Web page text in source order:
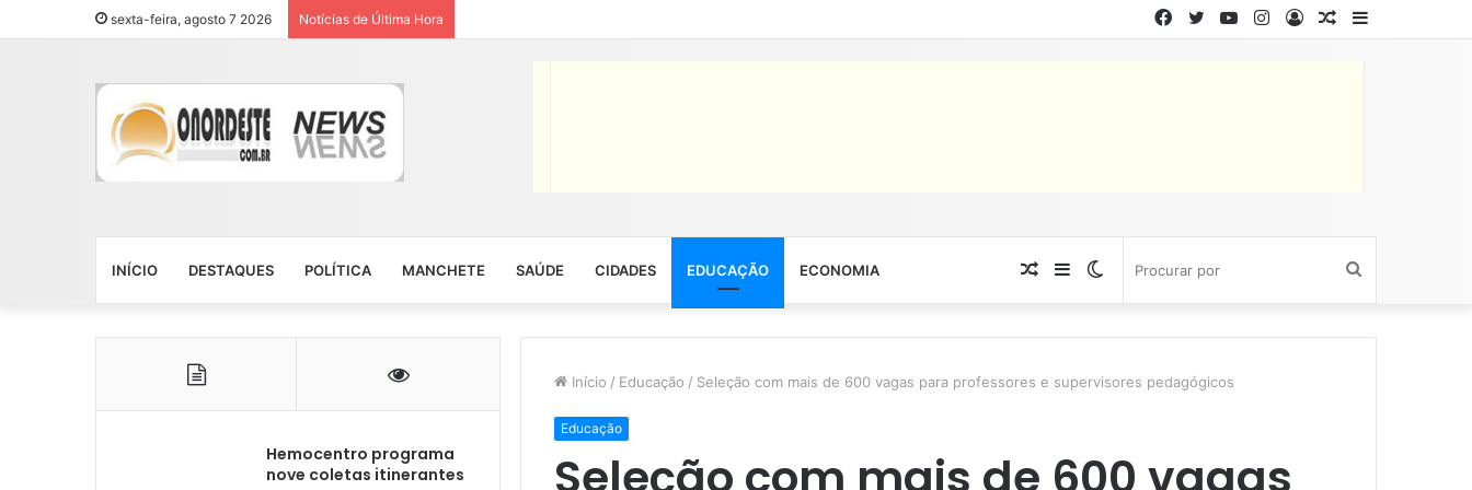
sexta-feira, agosto 7 2026 Notícias de Última Hora
Barra
Artigo
aleatório
Entrar
Instagram
YouTube
Twitter
Facebook
INÍCIO DESTAQUES POLÍTICA MANCHETE SAÚDE CIDADES EDUCAÇÃO ECONOMIA
por
Switch
skin
Barra
Lateral
Artigo
aleatório
Início / Educação / Seleção com mais de 600 vagas para professores e supervisores pedagógicos
Educação
Seleção com mais de 600 vagas
Hemocentro programa
nove coletas itinerantes